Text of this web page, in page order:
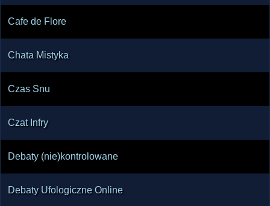
Cafe de Flore
Chata Mistyka
Czas Snu
Czat Infry
Debaty (nie)kontrolowane
Debaty Ufologiczne Online